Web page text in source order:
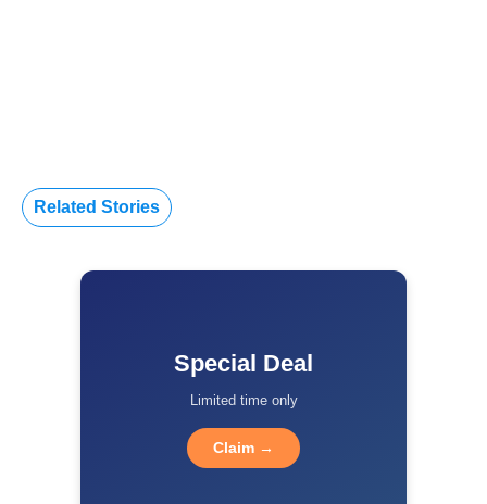
Related Stories
Special Deal
Limited time only
Claim →